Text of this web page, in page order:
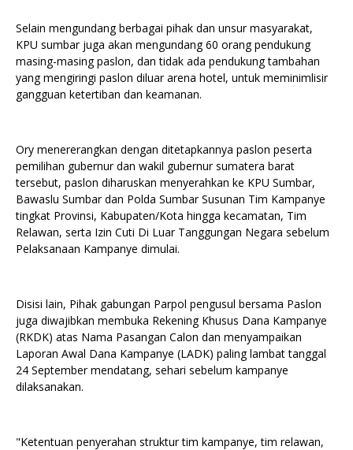
Selain mengundang berbagai pihak dan unsur masyarakat,
KPU sumbar juga akan mengundang 60 orang pendukung
masing-masing paslon, dan tidak ada pendukung tambahan
yang mengiringi paslon diluar arena hotel, untuk meminimlisir
gangguan ketertiban dan keamanan.
Ory menererangkan dengan ditetapkannya paslon peserta
pemilihan gubernur dan wakil gubernur sumatera barat
tersebut, paslon diharuskan menyerahkan ke KPU Sumbar,
Bawaslu Sumbar dan Polda Sumbar Susunan Tim Kampanye
tingkat Provinsi, Kabupaten/Kota hingga kecamatan, Tim
Relawan, serta Izin Cuti Di Luar Tanggungan Negara sebelum
Pelaksanaan Kampanye dimulai.
Disisi lain, Pihak gabungan Parpol pengusul bersama Paslon
juga diwajibkan membuka Rekening Khusus Dana Kampanye
(RKDK) atas Nama Pasangan Calon dan menyampaikan
Laporan Awal Dana Kampanye (LADK) paling lambat tanggal
24 September mendatang, sehari sebelum kampanye
dilaksanakan.
"Ketentuan penyerahan struktur tim kampanye, tim relawan,